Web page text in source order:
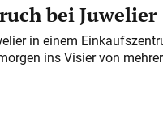
bei Juwelier
in einem
ins Visier von